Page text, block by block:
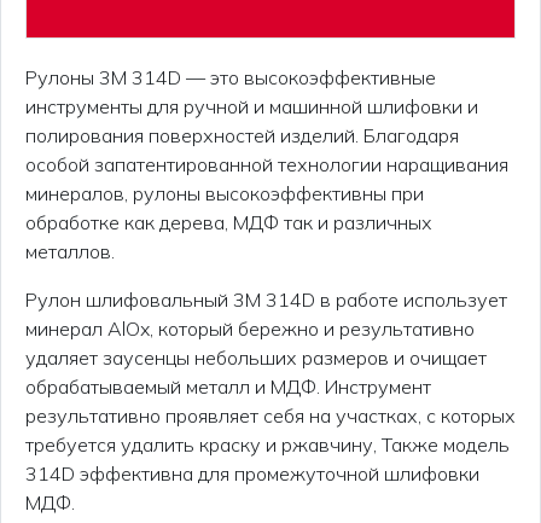
Рулоны 3M 314D — это высокоэффективные
инструменты для ручной и машинной шлифовки и
полирования поверхностей изделий. Благодаря
особой запатентированной технологии наращивания
минералов, рулоны высокоэффективны при
обработке как дерева, МДФ так и различных
металлов.
Рулон шлифовальный 3M 314D в работе использует
минерал AlOx, который бережно и результативно
удаляет заусенцы небольших размеров и очищает
обрабатываемый металл и МДФ. Инструмент
результативно проявляет себя на участках, с которых
требуется удалить краску и ржавчину, Также модель
314D эффективна для промежуточной шлифовки
МДФ.